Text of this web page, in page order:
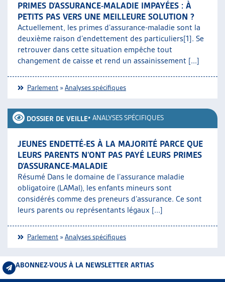
PRIMES D’ASSURANCE-MALADIE IMPAYÉES : À
PETITS PAS VERS UNE MEILLEURE SOLUTION ?
Actuellement, les primes d’assurance-maladie sont la
deuxième raison d’endettement des particuliers[1]. Se
retrouver dans cette situation empêche tout
changement de caisse et rend un assainissement [...]
Parlement »Analyses spécifiques
DOSSIER DE VEILLE• ANALYSES SPÉCIFIQUES
JEUNES ENDETTÉ-ES À LA MAJORITÉ PARCE QUE
LEURS PARENTS N’ONT PAS PAYÉ LEURS PRIMES
D’ASSURANCE-MALADIE
Résumé Dans le domaine de l’assurance maladie
obligatoire (LAMal), les enfants mineurs sont
considérés comme des preneurs d’assurance. Ce sont
leurs parents ou représentants légaux [...]
Parlement »Analyses spécifiques
ABONNEZ-VOUS À LA NEWSLETTER ARTIAS